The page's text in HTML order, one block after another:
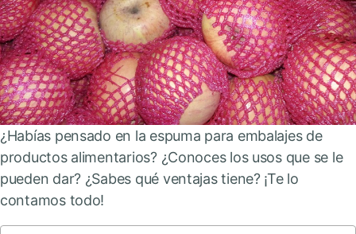
¿Habías pensado en la espuma para embalajes de
productos alimentarios? ¿Conoces los usos que se le
pueden dar? ¿Sabes qué ventajas tiene? ¡Te lo
contamos todo!